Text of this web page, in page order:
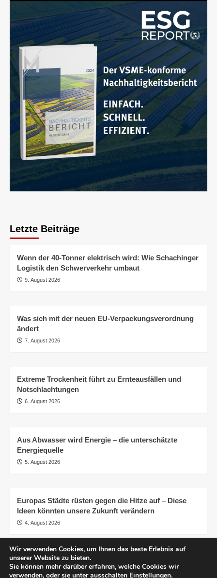
Letzte Beiträge
Wenn der 40-Tonner elektrisch wird: Wie Schachinger
Logistik den Schwerverkehr umbaut
9. August 2026
Was sich mit der neuen EU-Verpackungsverordnung
ändert
7. August 2026
Extreme Trockenheit führt zu Ernteausfällen und
Notschlachtungen
6. August 2026
Aus Abwasser wird Energie – die unterschätzte
Energiequelle
5. August 2026
Europas Städte rüsten gegen die Hitze auf – Diese
Ideen könnten unsere Zukunft verändern
4. August 2026
AGB Impressum
Transparenz
© pro.earth
Wir verwenden Cookies, um Ihnen das beste Erlebnis auf
unserer Website zu bieten.
Sie können mehr darüber erfahren, welche Cookies wir
verwenden, oder sie unter ausschalten Einstellungen.